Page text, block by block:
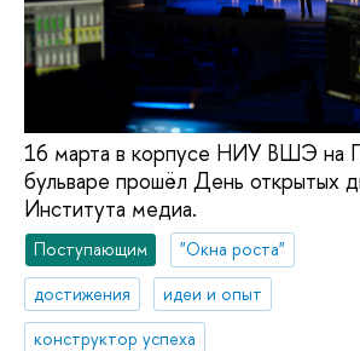
16 марта в корпусе НИУ ВШЭ на
бульваре прошёл День открытых
Института медиа.
Поступающим
"Окна роста"
достижения
идеи и опыт
конструктор успеха